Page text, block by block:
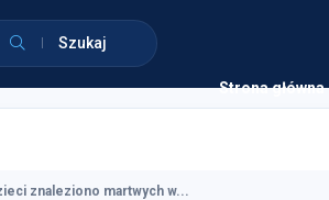
Szukaj
Strona główna
znaleziono martwych w...